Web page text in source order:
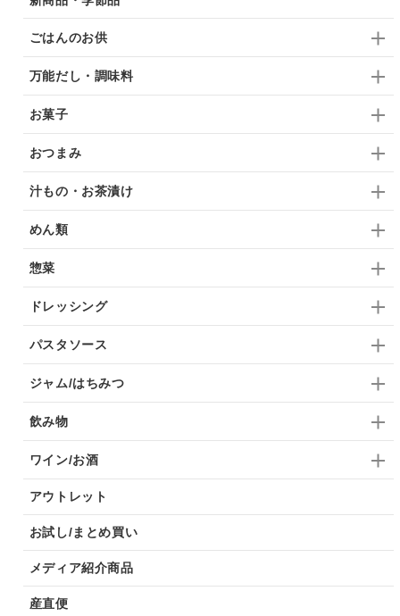
ごはんのお供
万能だし・調味料
お菓子
おつまみ
汁もの・お茶漬け
めん類
惣菜
ドレッシング
パスタソース
ジャム/はちみつ
飲み物
ワイン/お酒
アウトレット
お試し/まとめ買い
メディア紹介商品
産直便